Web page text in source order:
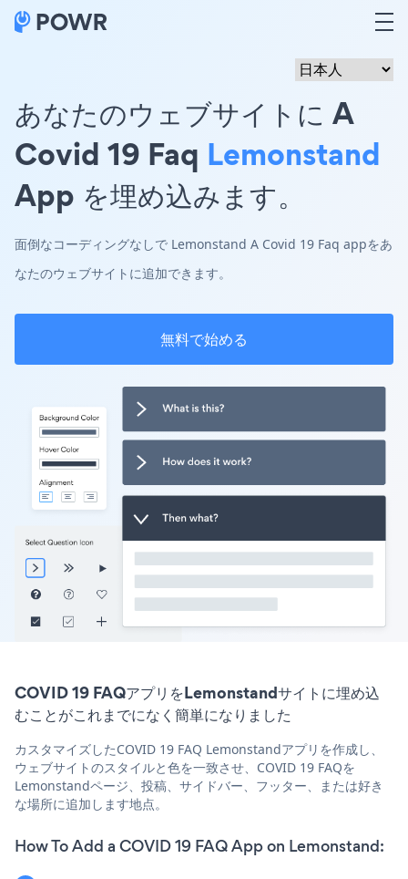
あなたのウェブサイトに A
Covid 19 Faq Lemonstand
App を埋め込みます。
面倒なコーディングなしで Lemonstand A Covid 19 Faq appをあ
なたのウェブサイトに追加できます。
無料で始める
COVID 19 FAQアプリをLemonstandサイトに埋め込
むことがこれまでになく簡単になりました
カスタマイズしたCOVID 19 FAQ Lemonstandアプリを作成し、
ウェブサイトのスタイルと色を一致させ、COVID 19 FAQを
Lemonstandページ、投稿、サイドバー、フッター、または好き
な場所に追加します地点。
How To Add a COVID 19 FAQ App on Lemonstand: